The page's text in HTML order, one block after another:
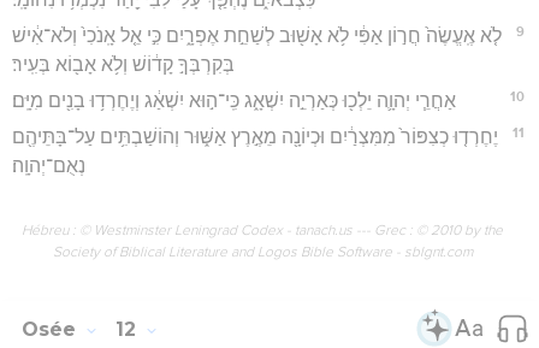
9
לֹ֤א אֶֽעֱשֶׂה֙ חֲר֣וֹן אַפִּ֔י לֹ֥א אָשׁ֖וּב לְשַׁחֵ֣ת אֶפְרָ֑יִם כִּ֣י אֵ֤ל אָֽנֹכִי֙ וְלֹא־אִ֔ישׁ
בְּקִרְבְּךָ֣ קָד֔וֹשׁ וְלֹ֥א אָב֖וֹא בְּעִֽיר׃
10 אַחֲרֵ֧י יְהוָ֛ה יֵלְכ֖וּ כְּאַרְיֵ֣ה יִשְׁאָ֑ג כִּֽי־ה֣וּא יִשְׁאַ֔ג וְיֶחֶרְד֥וּ בָנִ֖ים מִיָּֽם׃
11
יֶחֶרְד֤וּ כְצִפּוֹר֙ מִמִּצְרַ֔יִם וּכְיוֹנָ֖ה מֵאֶ֣רֶץ אַשּׁ֑וּר וְהוֹשַׁבְתִּ֥ים עַל־בָּתֵּיהֶ֖ם
נְאֻם־יְהוָֽה׃
Hébreu : © Westminster Leningrad Codex - tanach.us --- Grec : © 2010 by the
Society of Biblical Literature and Logos Bible Software - sblgnt.com
Osée 12